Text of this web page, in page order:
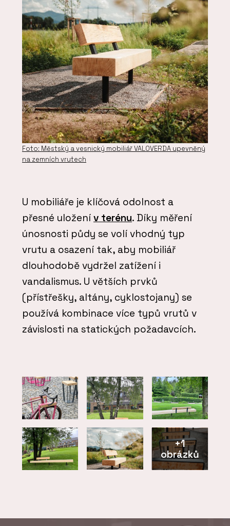
Foto: Městský a vesnický mobiliář VALOVERDA upevněný
na zemních vrutech
U mobiliáře je klíčová odolnost a
přesné uložení v terénu. Díky měření
únosnosti půdy se volí vhodný typ
vrutu a osazení tak, aby mobiliář
dlouhodobě vydržel zatížení i
vandalismus. U větších prvků
(přístřešky, altány, cyklostojany) se
používá kombinace více typů vrutů v
závislosti na statických požadavcích.
+1
obrázků